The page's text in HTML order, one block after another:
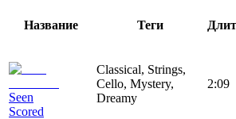
Название Теги
Seen
Scored
Classical, Strings,
Cello, Mystery,
Dreamy
2:09